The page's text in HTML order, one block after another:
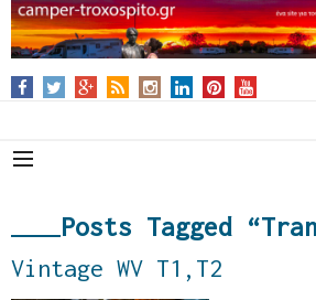
Posts Tagged
Vintage WV T1,T2